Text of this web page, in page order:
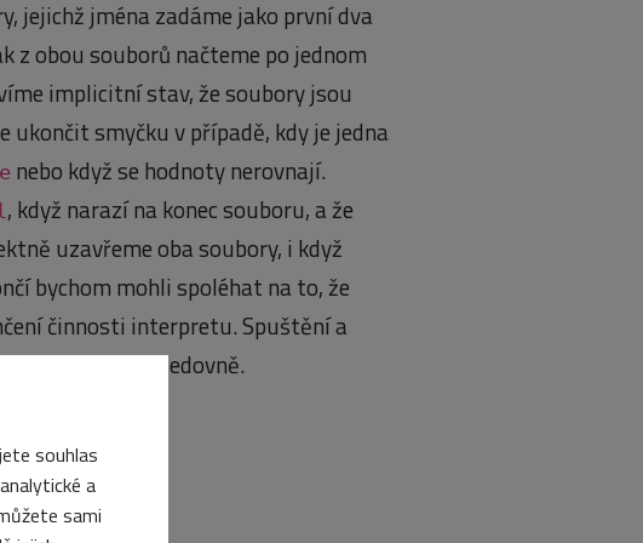
souhlas
a
sami
jejichž jména zadáme jako první dva
z obou souborů načteme po jednom
implicitní stav, že soubory jsou
smyčku v případě, kdy je jedna
nebo když se hodnoty nerovnají.
, když narazí na konec souboru, a že
uzavřeme oba soubory, i když
bychom mohli spoléhat na to, že
činnosti interpretu. Spuštění a
vypadá následovně.